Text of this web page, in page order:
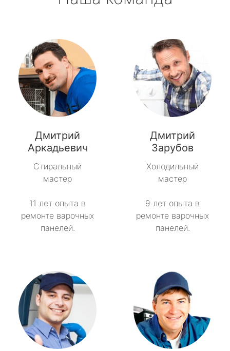
Дмитрий
Аркадьевич
Стиральный
мастер
11 лет опыта в
ремонте варочных
панелей.
Дмитрий
Зарубов
Холодильный
мастер
9 лет опыта в
ремонте варочных
панелей.